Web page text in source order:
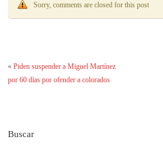
Sorry, comments are closed for this post
«Piden suspender a Miguel Martínez
por 60 días por ofender a colorados
Buscar